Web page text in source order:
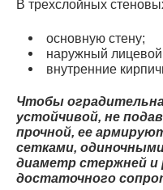
В трехслойных
основную стену;
наружный лицевой
внутренние
Чтобы
устойчивой, не
прочной, ее
сетками,
диаметр стержней и
достаточного